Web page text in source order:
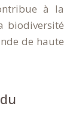
à la
biodiversité
de haute